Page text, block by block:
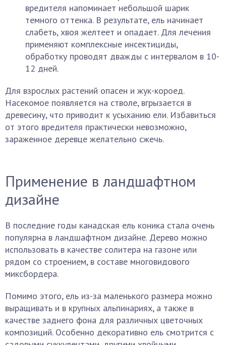
вредителя напоминает небольшой шарик
темного оттенка. В результате, ель начинает
слабеть, хвоя желтеет и опадает. Для лечения
применяют комплексные инсектициды,
обработку проводят дважды с интервалом в 10-
12 дней.
Для взрослых растений опасен и жук-короед.
Насекомое появляется на стволе, вгрызается в
древесину, что приводит к усыханию ели. Избавиться
от этого вредителя практически невозможно,
зараженное деревце желательно сжечь.
Применение в ландшафтном
дизайне
В последние годы канадская ель коника стала очень
популярна в ландшафтном дизайне. Дерево можно
использовать в качестве солитера на газоне или
рядом со строением, в составе многовидового
миксбордера.
Помимо этого, ель из-за маленького размера можно
выращивать и в крупных альпинариях, а также в
качестве заднего фона для различных цветочных
композиций. Особенно декоративно ель смотрится с